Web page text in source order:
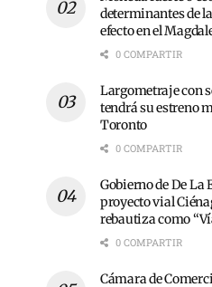
determinantes de
efecto en el
0 COMPARTIR
Largometraje con
tendrá su estreno
Toronto
0 COMPARTIR
Gobierno de De La
proyecto vial
rebautiza como
0 COMPARTIR
Cámara de